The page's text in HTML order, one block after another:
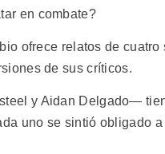
en combate?
ofrece relatos de cuatro
de sus críticos.
y Aidan Delgado—
uno se sintió obligado